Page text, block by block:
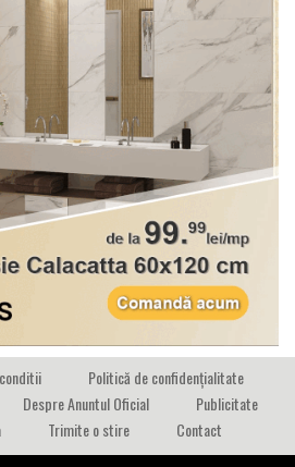
Politică de confidențialitate
Despre Anuntul Oficial
Publicitate
Trimite o stire Contact